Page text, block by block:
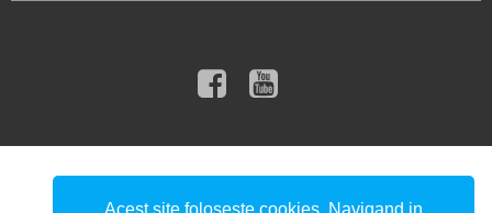
© 2026 Compania de Apă Someș S.A.
Acest site foloseste cookies. Navigand in